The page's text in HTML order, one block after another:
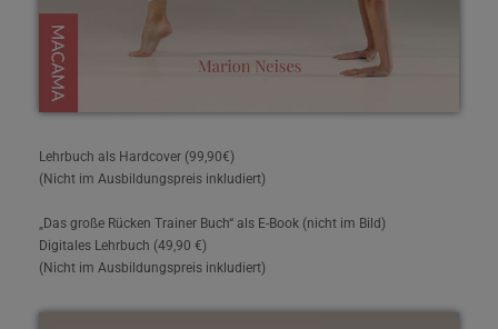
Lehrbuch als Hardcover (99,90€)
(Nicht im Ausbildungspreis inkludiert)
„Das große Rücken Trainer Buch“ als E-Book (nicht im Bild)
Digitales Lehrbuch (49,90 €)
(Nicht im Ausbildungspreis inkludiert)